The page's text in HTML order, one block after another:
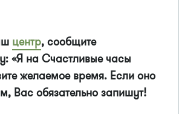
центр, сообщите
«Я на Счастливые часы
желаемое время. Если оно
Вас обязательно запишут!